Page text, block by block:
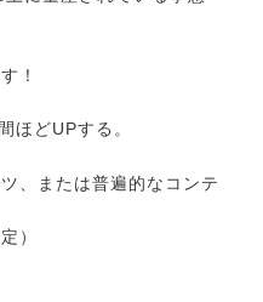
！
ほどUPする。
、または普遍的なコンテ
）